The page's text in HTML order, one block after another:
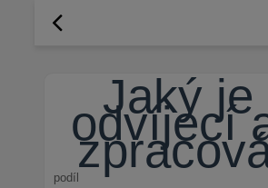
Jaký je
odvíjecí
podíl